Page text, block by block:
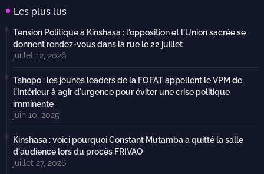
Les plus lus
Tension Politique à Kinshasa : l'opposition et l'Union sacrée se
donnent rendez-vous dans la rue le 22 juillet
juillet 12, 2026
Tshopo : les jeunes leaders de la FOFAT appellent le VPM de
l'Intérieur à agir d'urgence pour éviter une crise politique
imminente
juin 10, 2025
Kinshasa : voici pourquoi Constant Mutamba a quitté la salle
d'audience lors du procès FRIVAO
juillet 27, 2026